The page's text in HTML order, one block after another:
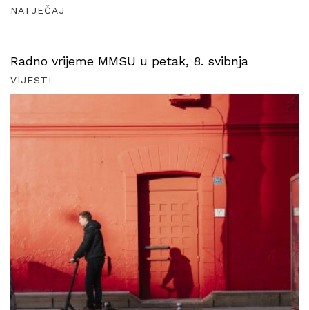
NATJEČAJ
Radno vrijeme MMSU u petak, 8. svibnja
VIJESTI